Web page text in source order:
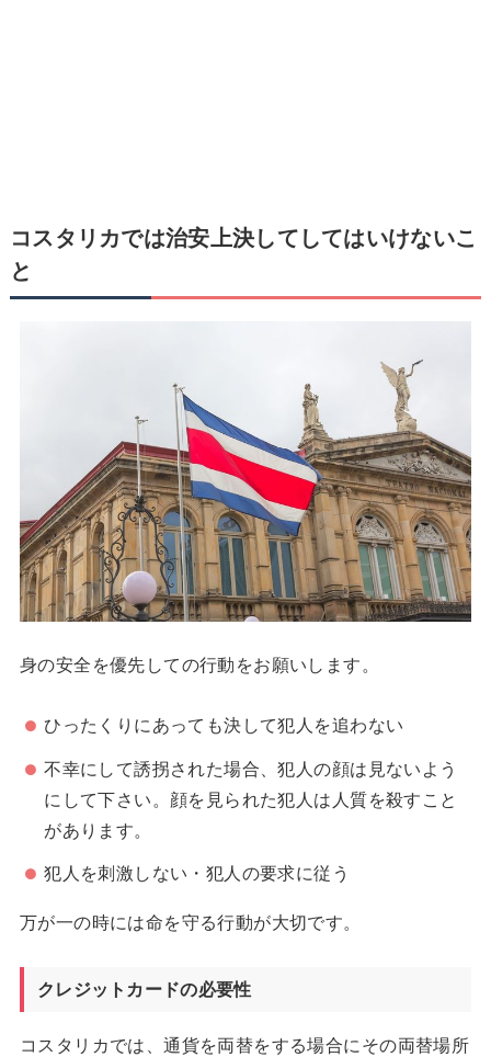
コスタリカでは治安上決してしてはいけないこ
と
身の安全を優先しての行動をお願いします。
ひったくりにあっても決して犯人を追わない
不幸にして誘拐された場合、犯人の顔は見ないよう
にして下さい。顔を見られた犯人は人質を殺すこと
があります。
犯人を刺激しない・犯人の要求に従う
万が一の時には命を守る行動が大切です。
クレジットカードの必要性
コスタリカでは、通貨を両替をする場合にその両替場所